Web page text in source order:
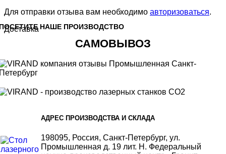
Для отправки отзыва вам необходимо авторизоваться.
Доставка НАШЕ ПРОИЗВОДСТВО
САМОВЫВОЗ
АДРЕС ПРОИЗВОДСТВА И СКЛАДА
198095, Россия, Санкт-Петербург, ул.
Промышленная д. 19 лит. Н. Федеральный